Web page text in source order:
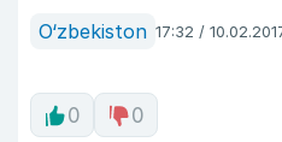
O‘zbekiston 17:32 /
0 0